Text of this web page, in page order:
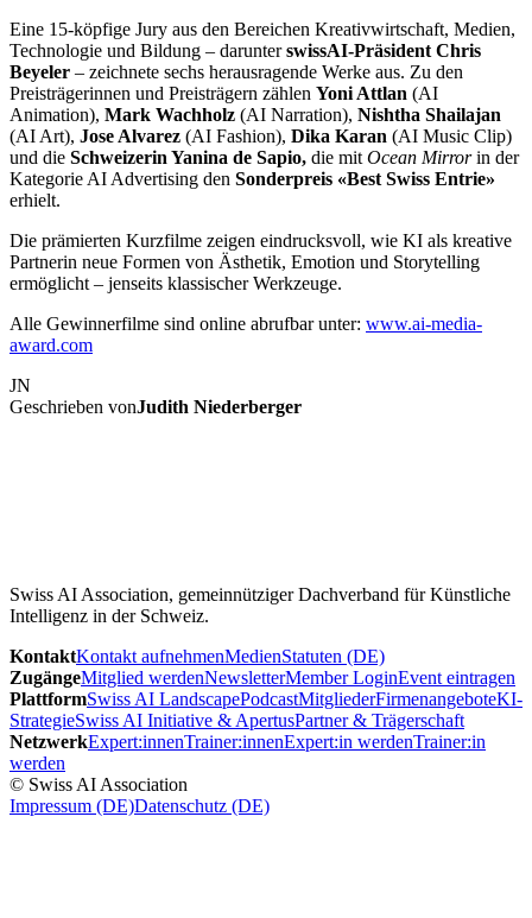
Eine 15-köpfige Jury aus den Bereichen Kreativwirtschaft, Medien,
Technologie und Bildung – darunterswissAI-Präsident Chris
Beyeler – zeichnete sechs herausragende Werke aus. Zu den
Preisträgerinnen und Preisträgern zählen Yoni Attlan (AI
Animation), Mark Wachholz (AI Narration), Nishtha Shailajan
(AI Art), Jose Alvarez (AI Fashion), Dika Karan (AI Music Clip)
und die Schweizerin Yanina de Sapio, die mit Ocean Mirrorin der
Kategorie AI Advertising den Sonderpreis «Best Swiss Entrie»
erhielt.
Die prämierten Kurzfilme zeigen eindrucksvoll, wie KI als kreative
Partnerin neue Formen von Ästhetik, Emotion und Storytelling
ermöglicht – jenseits klassischer Werkzeuge.
Alle Gewinnerfilme sind online abrufbar unter: www.ai-media-
award.com
JN
Geschrieben vonJudith Niederberger
Swiss AI Association, gemeinnütziger Dachverband für Künstliche
Intelligenz in der Schweiz.
KontaktKontakt aufnehmenMedienStatuten (DE)
ZugängeMitglied werdenNewsletterMember LoginEvent eintragen
PlattformSwiss AI LandscapePodcastMitgliederFirmenangeboteKI-
StrategieSwiss AI Initiative & ApertusPartner & Trägerschaft
NetzwerkExpert:innenTrainer:innenExpert:in werdenTrainer:in
werden
© Swiss AI Association
Impressum (DE)Datenschutz (DE)